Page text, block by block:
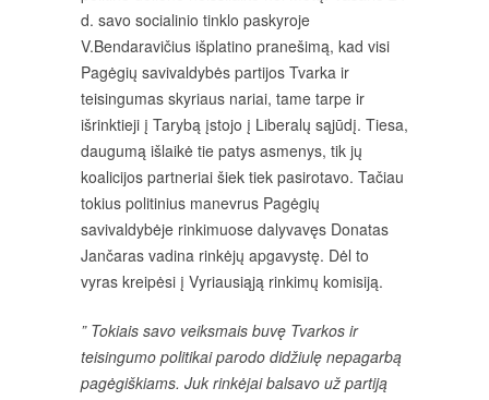
d. savo socialinio tinklo paskyroje
V.Bendaravičius išplatino pranešimą, kad visi
Pagėgių savivaldybės partijos Tvarka ir
teisingumas skyriaus nariai, tame tarpe ir
išrinktieji į Tarybą įstojo į Liberalų sąjūdį. Tiesa,
daugumą išlaikė tie patys asmenys, tik jų
koalicijos partneriai šiek tiek pasirotavo. Tačiau
tokius politinius manevrus Pagėgių
savivaldybėje rinkimuose dalyvavęs Donatas
Jančaras vadina rinkėjų apgavystę. Dėl to
vyras kreipėsi į Vyriausiąją rinkimų komisiją.
” Tokiais savo veiksmais buvę Tvarkos ir
teisingumo politikai parodo didžiulę nepagarbą
pagėgiškiams. Juk rinkėjai balsavo už partiją